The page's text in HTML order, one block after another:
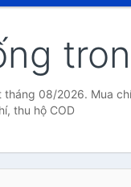
08/2026. Mua
thu hộ COD